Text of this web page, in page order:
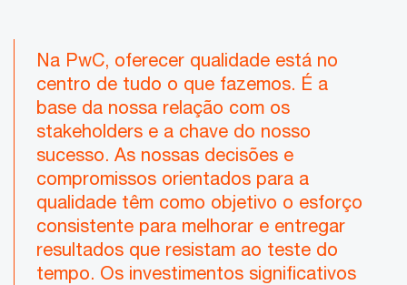
Na PwC, oferecer qualidade está no
centro de tudo o que fazemos. É a
base da nossa relação com os
stakeholders e a chave do nosso
sucesso. As nossas decisões e
compromissos orientados para a
qualidade têm como objetivo o esforço
consistente para melhorar e entregar
resultados que resistam ao teste do
tempo. Os investimentos significativos